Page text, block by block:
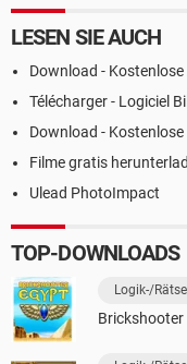
LESEN SIE AUCH
Download -
Télécharger - Logiciel
Download -
Filme gratis
Ulead PhotoImpact
TOP-DOWNLOADS
Logik-/
Brickshooter